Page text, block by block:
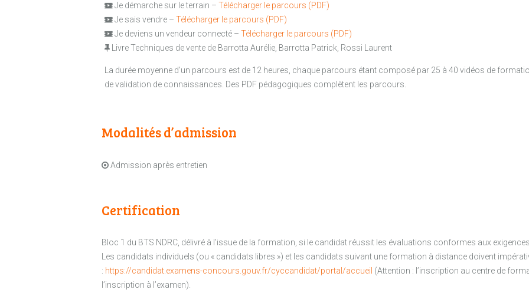
Je démarche sur le terrain – Télécharger le parcours (PDF)
Je sais vendre – Télécharger le parcours (PDF)
Je deviens un vendeur connecté – Télécharger le parcours (PDF)
Livre Techniques de vente de Barrotta Aurélie, Barrotta Patrick, Rossi Laurent
La durée moyenne d’un parcours est de 12 heures, chaque parcours étant composé par 25 à 40 vidéos de
de validation de connaissances. Des PDF pédagogiques complètent les parcours.
Modalités d’admission
Admission après entretien
Certification
Bloc 1 du BTS NDRC, délivré à l’issue de la formation, si le candidat réussit les évaluations conformes aux
Les candidats individuels (ou « candidats libres ») et les candidats suivant une formation à distance doivent
: https://candidat.examens-concours.gouv.fr/cyccandidat/portal/accueil (Attention : l’inscription au centre de
l’inscription à l’examen).